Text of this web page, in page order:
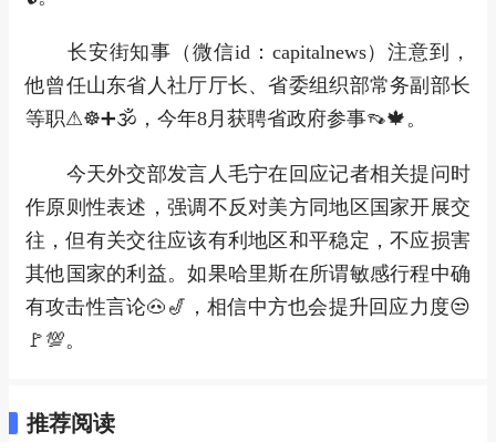
长安街知事（微信id：capitalnews）注意到，
他曾任山东省人社厅厅长、省委组织部常务副部长
等职⚠☸➕🕉，今年8月获聘省政府参事👡🍁。
今天外交部发言人毛宁在回应记者相关提问时
作原则性表述，强调不反对美方同地区国家开展交
往，但有关交往应该有利地区和平稳定，不应损害
其他国家的利益。如果哈里斯在所谓敏感行程中确
有攻击性言论🐽🎷，相信中方也会提升回应力度😒
🚩💯。
推荐阅读